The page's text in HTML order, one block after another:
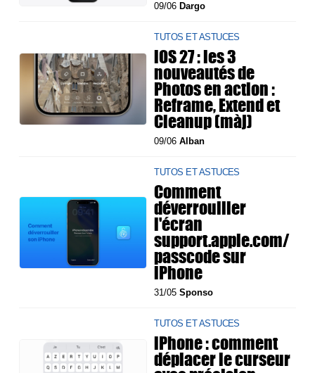
09/06 Dargo
TUTOS ET ASTUCES
iOS 27 : les 3
nouveautés de
Photos en action :
Reframe, Extend et
Cleanup (màj)
09/06Alban
TUTOS ET ASTUCES
Comment
déverrouiller
l'écran
support.apple.com/
passcode sur
iPhone
31/05Sponso
TUTOS ET ASTUCES
iPhone : comment
déplacer le curseur